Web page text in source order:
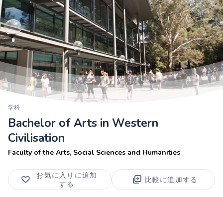
学科
Bachelor of Arts in Western
Civilisation
Faculty of the Arts, Social Sciences and Humanities
お気に入りに追加
する
比較に追加する